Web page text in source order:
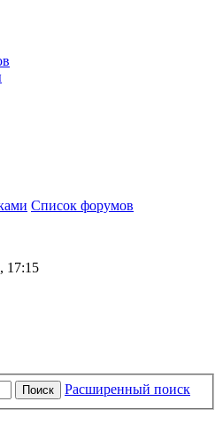
Список форумов
17:15
Поиск Расширенный поиск